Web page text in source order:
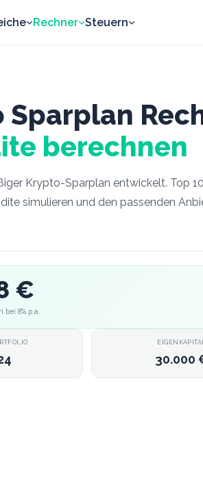
Rechner Steuern
berechnen
Krypto-Sparplan entwickelt. Top
simulieren und den passenden
€
bei 8% p.a.
EIGENKAPITAL
30.000